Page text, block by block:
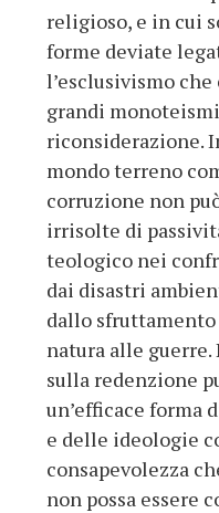
religioso, e in cui
forme deviate
l’esclusivismo
grandi
riconsiderazione.
mondo terreno
corruzione non
irrisolte di
teologico nei
dai disastri
dallo
natura alle
sulla redenzione
un’efficace
e delle ideologie
consapevolezza
non possa essere